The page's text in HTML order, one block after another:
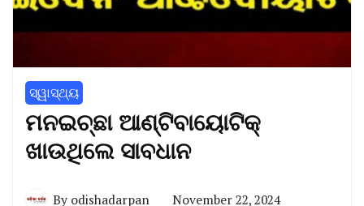
ସ୍ୱାସ୍ଥ୍ୟ
ମନଇଚ୍ଛା ଆଣ୍ଟିବାୟୋଟିକ୍
ଖାଉଥିଲେ ସାବଧାନ
By odishadarpan November 22, 2024